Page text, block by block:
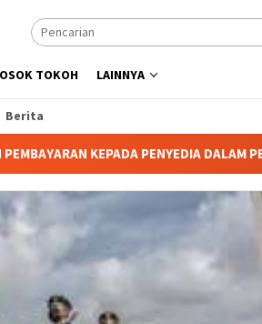
TOKOH LAINNYA
Berita
PENGADAAN BARANG/JASA